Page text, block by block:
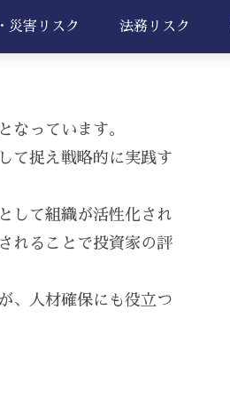
災害リスク 法務リスク
なっています。
て捉え戦略的に実践す
して組織が活性化され
れることで投資家の評
、人材確保にも役立つ